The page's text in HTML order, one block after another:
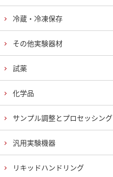
冷蔵・冷凍保存
その他実験器材
試薬
化学品
サンプル調整とプロセッシング
汎用実験機器
リキッドハンドリング